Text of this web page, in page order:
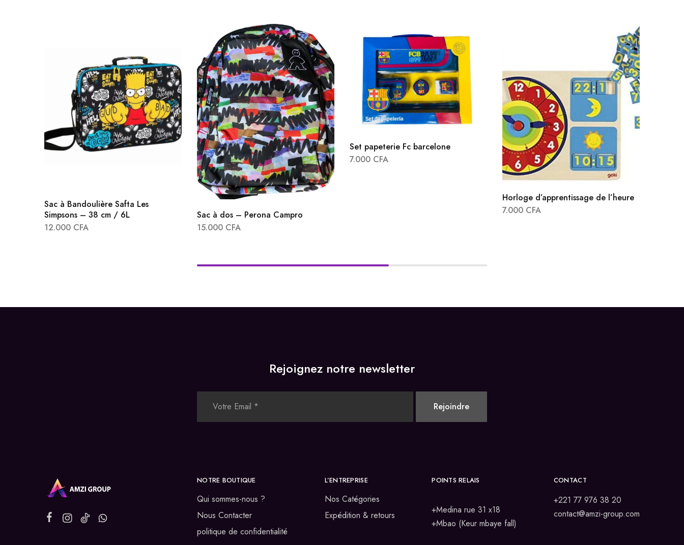
Sac à Bandoulière Safta Les
Simpsons – 38 cm / 6L
12.000 CFA
Sac à dos – Perona Campro
15.000 CFA
Set papeterie Fc barcelone
7.000 CFA
Horloge d’apprentissage de l’heure
7.000 CFA
Rejoignez notre newsletter
NOTRE BOUTIQUE
Qui sommes-nous ?
Nous Contacter
politique de confidentialité
L’ENTREPRISE
Nos Catégories
Expédition & retours
POINTS RELAIS
+Medina rue 31 x18
+Mbao (Keur mbaye fall)
CONTACT
+221 77 976 38 20
contact@amzi-group.com